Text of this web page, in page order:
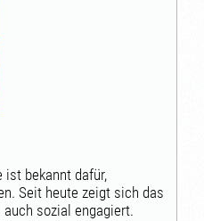
ist bekannt dafür,
Seit heute zeigt sich das
sozial engagiert.